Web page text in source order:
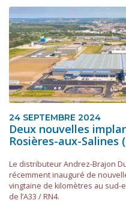
24 SEPTEMBRE 2024
Deux nouvelles
Rosières-aux-Salines
Le distributeur Andrez-Brajon
récemment inauguré de
vingtaine de kilomètres au sud-
de l’A33 / RN4.